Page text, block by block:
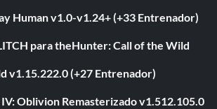
Human v1.0-v1.24+ (+33 Entrenador)
para theHunter: Call of the Wild
v1.15.222.0 (+27 Entrenador)
Oblivion Remasterizado v1.512.105.0